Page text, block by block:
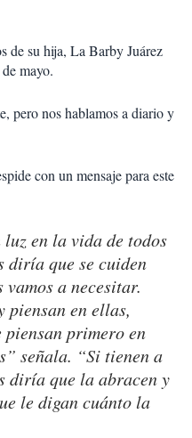
de su hija, La Barby Juárez
mayo.
pero nos hablamos a diario y
con un mensaje para este
luz en la vida de todos
diría que se cuiden
vamos a necesitar.
piensan en ellas,
piensan primero en
señala. “Si tienen a
diría que la abracen y
le digan cuánto la